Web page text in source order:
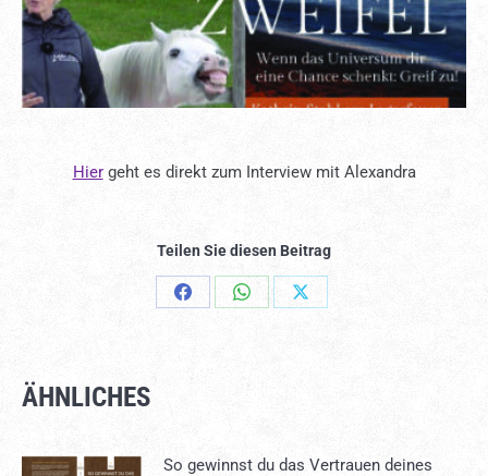
Hiergeht es direkt zum Interview mit Alexandra
Teilen Sie diesen Beitrag
Share
Share
Share
ÄHNLICHES
So gewinnst du das Vertrauen deines